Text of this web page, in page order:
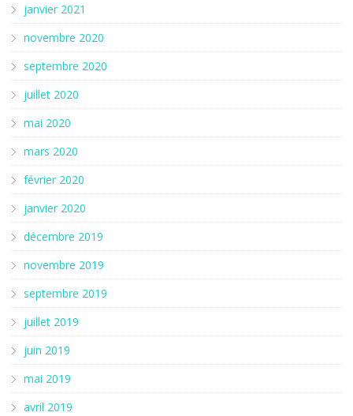
janvier 2021
novembre 2020
septembre 2020
juillet 2020
mai 2020
mars 2020
février 2020
janvier 2020
décembre 2019
novembre 2019
septembre 2019
juillet 2019
juin 2019
mai 2019
avril 2019